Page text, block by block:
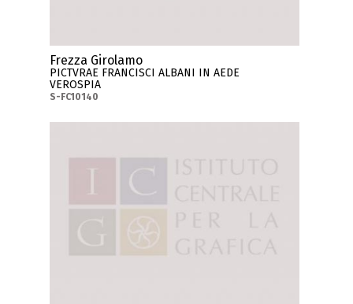
Frezza Girolamo
PICTVRAE FRANCISCI ALBANI IN AEDE
VEROSPIA
S-FC10140